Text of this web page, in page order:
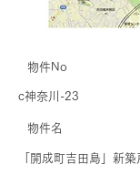
物件No
c神奈川-23
​物件名
「開成町吉田島」新